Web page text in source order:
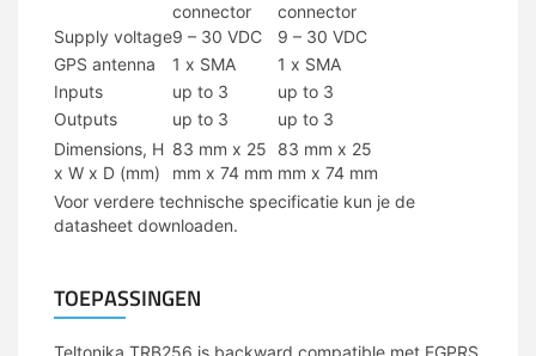
connector
connector
Supply voltage9 – 30 VDC
9 – 30 VDC
GPS antenna
1 x SMA
1 x SMA
Inputs
up to 3
up to 3
Outputs
up to 3
up to 3
Dimensions, H
x W x D (mm)
83 mm x 25
mm x 74 mm
83 mm x 25
mm x 74 mm
Voor verdere technische specificatie kun je de
datasheet downloaden.
TOEPASSINGEN